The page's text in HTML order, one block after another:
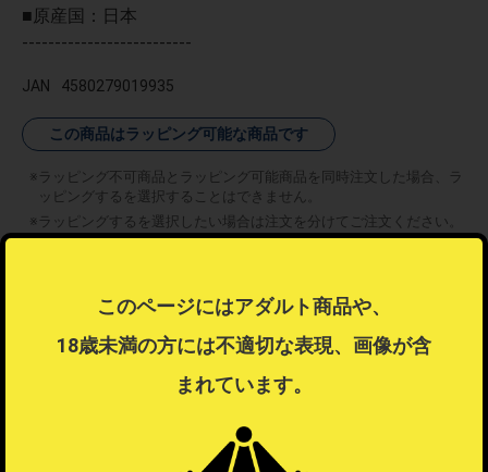
■原産国：日本
--------------------------
JAN 4580279019935
この商品はラッピング可能な商品です
ラッピング不可商品とラッピング可能商品を同時注文した場合、ラ
ッピングするを選択することはできません。
ラッピングするを選択したい場合は注文を分けてご注文ください。
このページにはアダルト商品や、
18歳未満の方には不適切な表現、画像が含
まれています。